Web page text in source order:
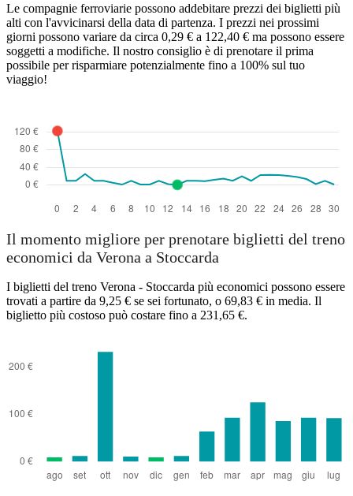
Le compagnie ferroviarie possono addebitare prezzi dei biglietti più
alti con l'avvicinarsi della data di partenza. I prezzi nei prossimi
giorni possono variare da circa 0,29 € a 122,40 € ma possono essere
soggetti a modifiche. Il nostro consiglio è di prenotare il prima
possibile per risparmiare potenzialmente fino a 100% sul tuo
viaggio!
Il momento migliore per prenotare biglietti del treno
economici da Verona a Stoccarda
I biglietti del treno Verona - Stoccarda più economici possono essere
trovati a partire da 9,25 € se sei fortunato, o 69,83 € in media. Il
biglietto più costoso può costare fino a 231,65 €.